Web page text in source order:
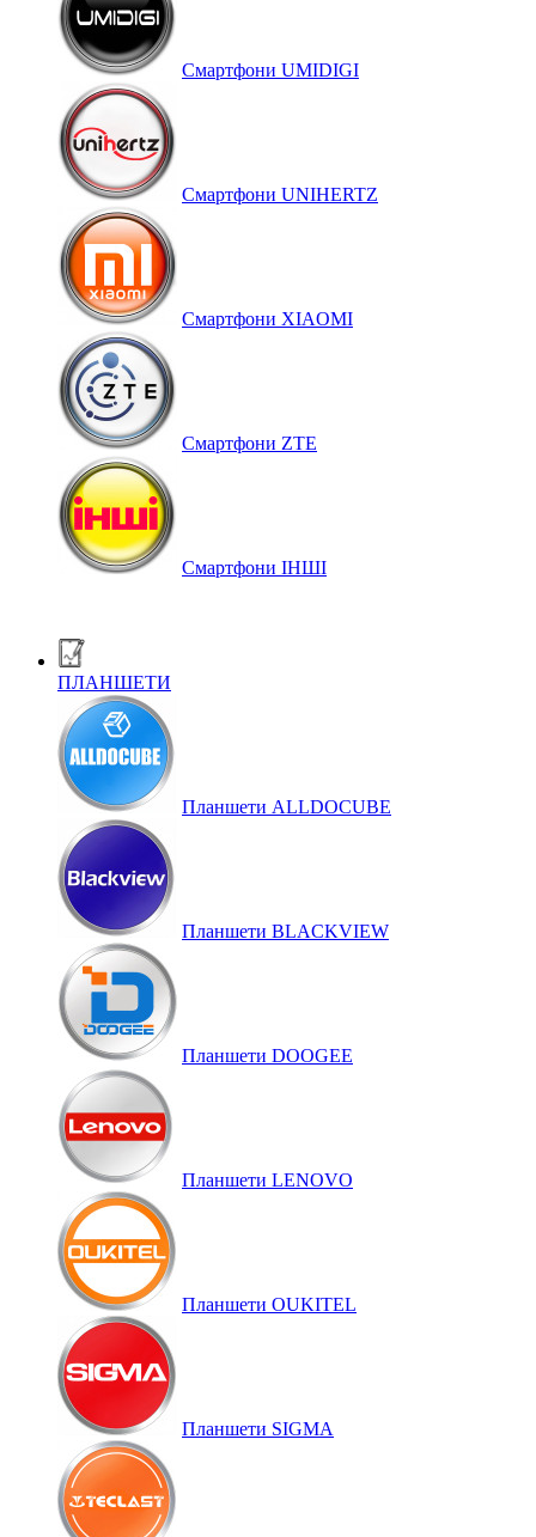
Смартфони UMIDIGI
Смартфони UNIHERTZ
Смартфони XIAOMI
Смартфони ZTE
Смартфони ІНШІ
ПЛАНШЕТИ
Планшети ALLDOCUBE
Планшети BLACKVIEW
Планшети DOOGEE
Планшети LENOVO
Планшети OUKITEL
Планшети SIGMA